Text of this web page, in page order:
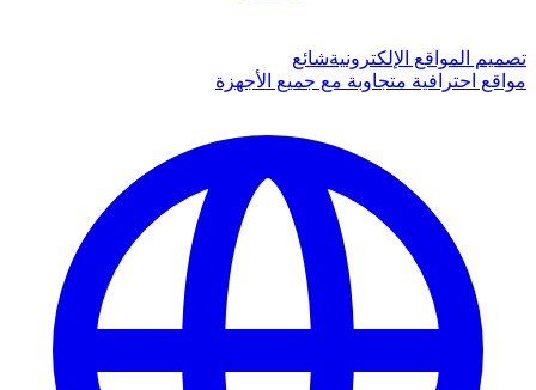
تصميم المواقع الإلكترونيةشائع
مواقع احترافية متجاوبة مع جميع الأجهزة